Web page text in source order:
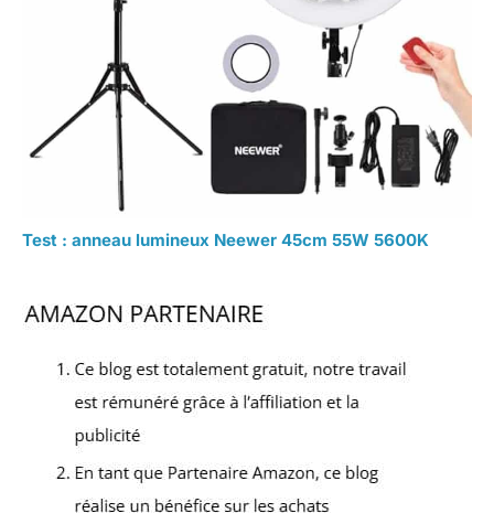
Test : anneau lumineux Neewer 45cm 55W 5600K